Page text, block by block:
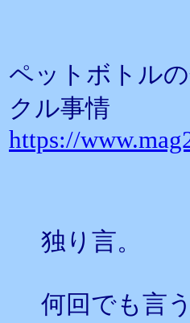
ペットボトル
クル事情
https://
独り言。
何回でも言う